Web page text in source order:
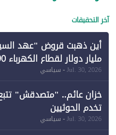
آخر التحقيقات
لـ"الطاقة المتجددة" (1)
Jul. 30, 2026- سياسي
خزان عائم.. "متصدقش"
تخدم الحوثيين
Jul. 30, 2026- سياسي